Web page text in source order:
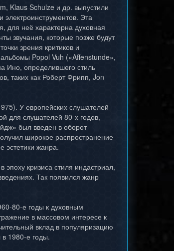
Klaus Schulze и др. выпустили
электроинструментов. Эта
для неё характерна духовная
звучания, которые позже будут
зрения критиков и
Popol Vuh («Affenstunde»,
Ино, определившего стиль
таких как Роберт Фрипп, Jon
У европейских слушателей
для слушателей 80-х годов,
был введен в оборот
широкое распространение
эстетики жанра.
кризиса стиля индастриал,
Так появился жанр
80-е годы к духовным
в массовом интересе к
вклад в популяризацию
1980-е годы.